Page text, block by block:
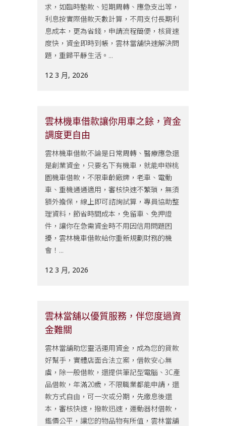
求，如臨時墊款、短期周轉、應急支出等，
利息按實際借款天數計算，不用支付長期利
息成本，更為省錢，申請流程簡便，核貸速
度快，資金即時到帳，雲林當舖快速解決問
題，重歸平靜生活。...
12 3 月, 2026
雲林機車借款讓你用車之餘，資金
調度更自由
雲林機車借款不論是日常周轉、醫療應急還
是創業資金，只要名下有機車，就能申辦桃
園機車借款，不限車齡廠牌，老車、電動
車、重機通通適用，審核快速不繁瑣，無須
額外擔保，線上即可諮詢試算，專員協助整
理資料，節省時間成本，免留車、免押證
件，讓你在急需資金時不用因信用問題困
擾，雲林機車借款給你重新規劃財務的機
會！...
12 3 月, 2026
雲林當舖以優質服務，伴您度過資
金難關
雲林當舖助您靈活運用資金，成為您的貸款
好幫手，實體店面合法立案，借款安心無
虞，除一般借款，還提供筆記型電腦、3C產
品借款，年滿20歲，不限職業都能申請，還
款方式自由，可一次或分期，先繳息後還
本，審核快速，撥款迅速，運動器材借款，
鑑價公平，讓您的物品物有所值，雲林當舖